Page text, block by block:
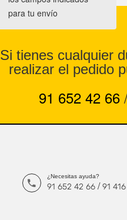
para tu envío
Si tienes cualquier
realizar el pedido
91 652 42 66
¿Necesitas ayuda?
91 652 42 66 / 91